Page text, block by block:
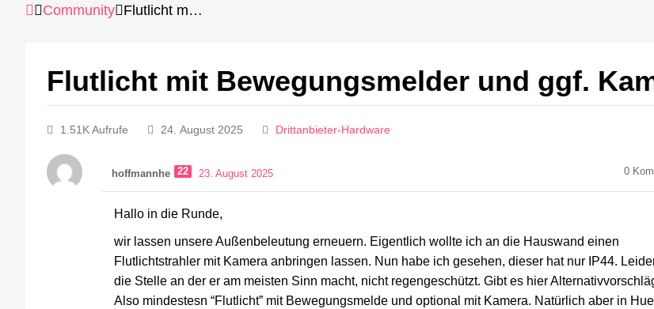
Community Flutlicht mit Bewegungsmelder und ggf. Kamera
Flutlicht mit Bewegungsmelder und ggf.
1.51K Aufrufe 24. August 2025 Drittanbieter-Hardware
hoffmannhe 22 23. August 2025 0
Hallo in die Runde,
wir lassen unsere Außenbeleutung erneuern. Eigentlich wollte ich an die Hauswand einen
Flutlichtstrahler mit Kamera anbringen lassen. Nun habe ich gesehen, dieser hat nur IP44.
die Stelle an der er am meisten Sinn macht, nicht regengeschützt. Gibt es hier
Also mindestesn “Flutlicht” mit Bewegungsmelde und optional mit Kamera. Natürlich aber in Hue